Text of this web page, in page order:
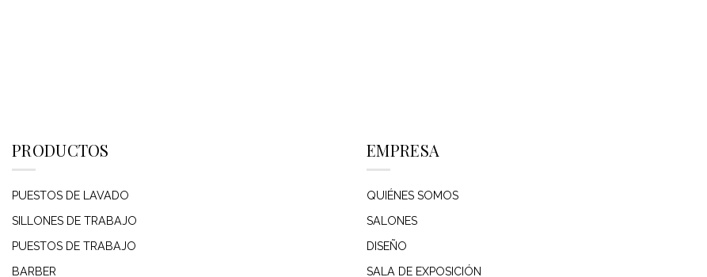
PRODUCTOS
PUESTOS DE LAVADO
SILLONES DE TRABAJO
PUESTOS DE TRABAJO
BARBER
EMPRESA
QUIÉNES SOMOS
SALONES
DISEÑO
SALA DE EXPOSICIÓN